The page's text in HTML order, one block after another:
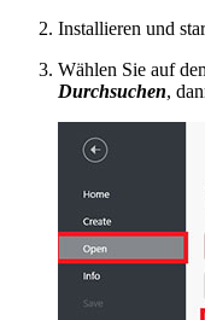
Installieren und
Wählen Sie auf
Durchsuchen,